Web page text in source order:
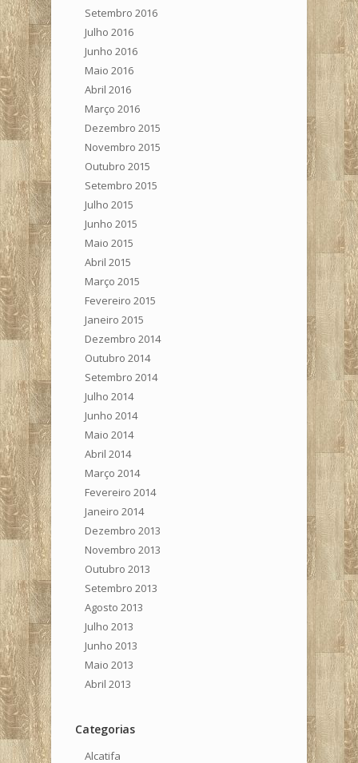
Setembro 2016
Julho 2016
Junho 2016
Maio 2016
Abril 2016
Março 2016
Dezembro 2015
Novembro 2015
Outubro 2015
Setembro 2015
Julho 2015
Junho 2015
Maio 2015
Abril 2015
Março 2015
Fevereiro 2015
Janeiro 2015
Dezembro 2014
Outubro 2014
Setembro 2014
Julho 2014
Junho 2014
Maio 2014
Abril 2014
Março 2014
Fevereiro 2014
Janeiro 2014
Dezembro 2013
Novembro 2013
Outubro 2013
Setembro 2013
Agosto 2013
Julho 2013
Junho 2013
Maio 2013
Abril 2013
Categorias
Alcatifa